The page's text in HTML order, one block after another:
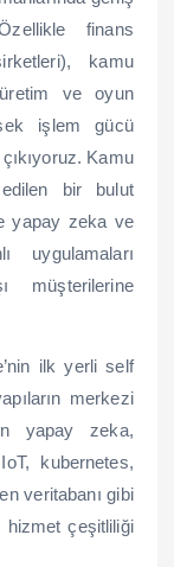
finans
kamu
ve oyun
işlem gücü
Kamu
bir bulut
yapay zeka ve
müşterilerine
ilk yerli self
merkezi
yapay zeka,
kubernetes,
veritabanı gibi
hizmet çeşitliliği